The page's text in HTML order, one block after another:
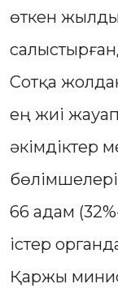
өткен
Сотқа
ең жиі
әкімдіктер
66 адам
істер
Қаржы